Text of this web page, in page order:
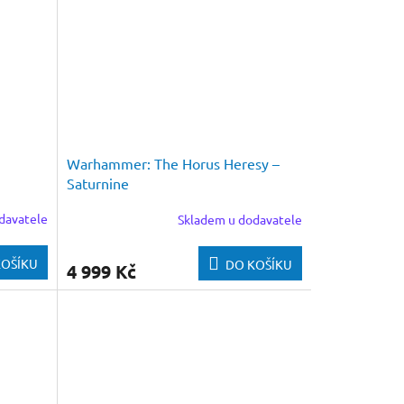
Warhammer: The Horus Heresy –
Saturnine
Skladem u dodavatele
4 999 Kč DO KOŠÍKU